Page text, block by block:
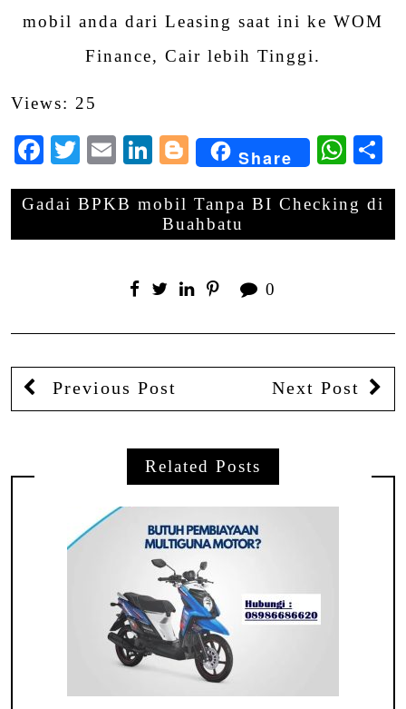
mobil anda dari Leasing saat ini ke WOM
Finance, Cair lebih Tinggi.
Views: 25
Facebook
Twitter
EmailLinkedIn
Blogger
Share
Gadai BPKB mobil Tanpa BI Checking di
Buahbatu
0
Previous Post Next Post
Related Posts